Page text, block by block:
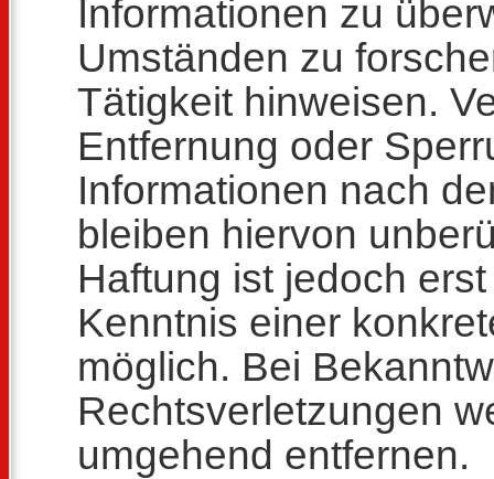
Informationen zu
Umständen zu
Tätigkeit hinweisen.
Entfernung oder
Informationen nach
bleiben hiervon
Haftung ist jedoch
Kenntnis einer
möglich. Bei
Rechtsverletzungen
umgehend entfernen.